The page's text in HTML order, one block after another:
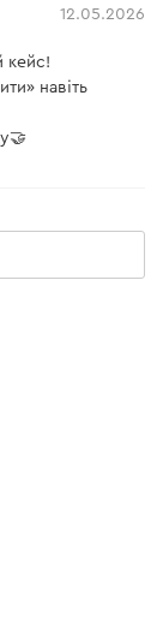
12.05.2026
кейс!
навіть